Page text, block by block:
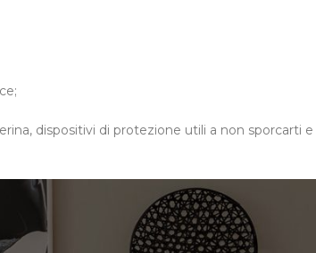
dispositivi di protezione utili a non sporcarti e